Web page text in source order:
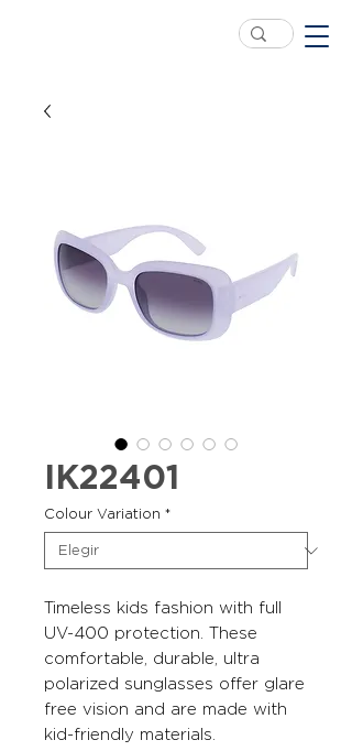
IK22401
Colour Variation *
Timeless kids fashion with full
UV-400 protection. These
comfortable, durable, ultra
polarized sunglasses offer glare
free vision and are made with
kid-friendly materials.